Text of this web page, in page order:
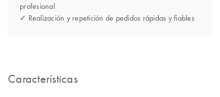
profesional
✓ Realización y repetición de pedidos rápidas y fiables
Características